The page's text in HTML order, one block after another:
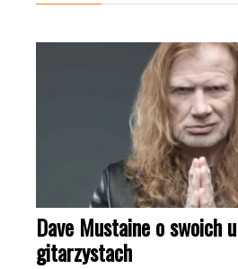
Dave Mustaine o swoich
gitarzystach